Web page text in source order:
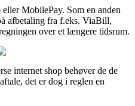
MobilePay. Som en anden
afbetaling fra f.eks. ViaBill,
over et længere tidsrum.
internet shop behøver de de
det er dog i reglen en